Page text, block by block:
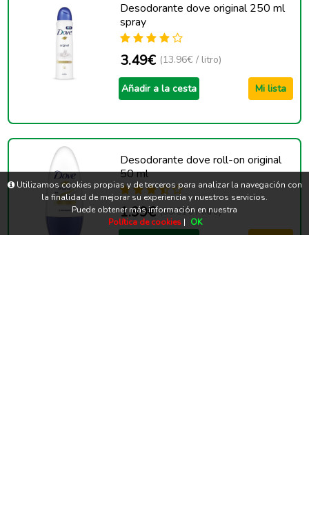
Desodorante dove original 250 ml
spray
3.49€ (13.96€ / litro)
Añadir a la cesta Mi lista
Desodorante dove roll-on original
50 ml
1.99€ (39.81€ / litro)
Utilizamos cookies propias y de terceros para analizar la navegación con
la finalidad de mejorar su experiencia y nuestros servicios.
Puede obtener más información en nuestra
Política de cookies| OK